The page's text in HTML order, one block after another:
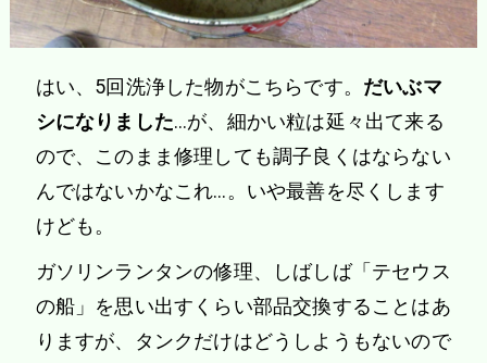
はい、5回洗浄した物がこちらです。 だいぶマ
シになりました…が、細かい粒は延々出て来る
ので、このまま修理しても調子良くはならない
んではないかなこれ…。いや最善を尽くします
けども。
ガソリンランタンの修理、しばしば「テセウス
の船」を思い出すくらい部品交換することはあ
りますが、タンクだけはどうしようもないので